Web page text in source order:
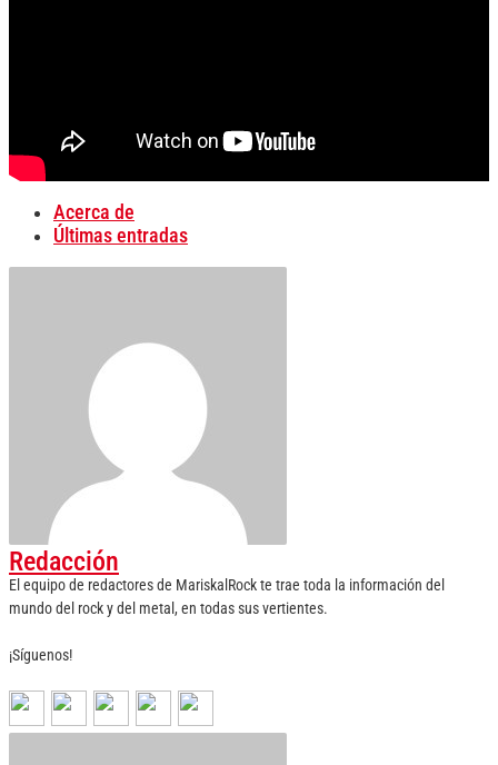
Acerca de
Últimas entradas
Redacción
El equipo de redactores de MariskalRock te trae toda la información del
mundo del rock y del metal, en todas sus vertientes.
¡Síguenos!